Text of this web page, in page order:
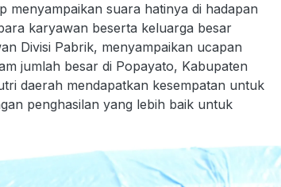
suara hatinya di hadapan
karyawan beserta keluarga besar
Divisi Pabrik, menyampaikan ucapan
jumlah besar di Popayato, Kabupaten
daerah mendapatkan kesempatan untuk
penghasilan yang lebih baik untuk